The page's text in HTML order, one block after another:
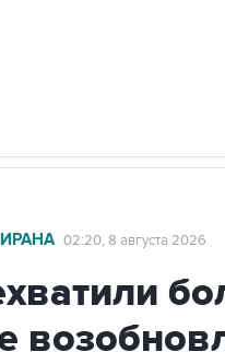
02:20, 8 августа 2026